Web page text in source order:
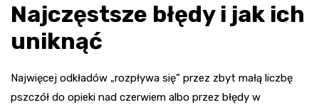
Najczęstsze błędy i jak ich
uniknąć
Najwięcej odkładów „rozpływa się” przez zbyt małą liczbę
pszczół do opieki nad czerwiem albo przez błędy w